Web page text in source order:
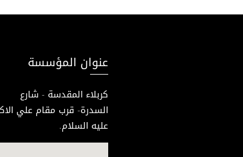
عنوان المؤسسة
كربلاء المقدسة - شارع
السدرة- قرب مقام علي
عليه السلام.